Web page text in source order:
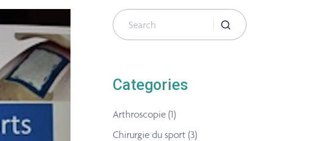
Search
for:
Categories
Arthroscopie(1)
Chirurgie du sport(3)